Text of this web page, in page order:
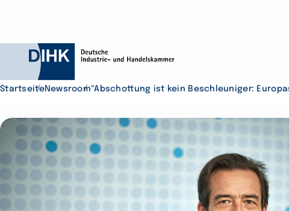
Durchsuchen Sie
StartseiteNewsroom“Abschottung ist kein Beschleuniger: